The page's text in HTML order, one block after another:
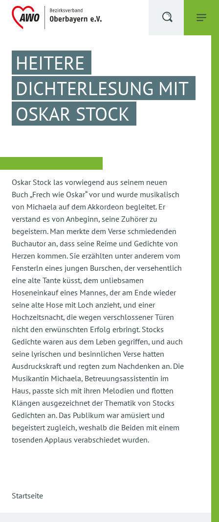
HEITERE
DICHTERLESUNG MIT
OSKAR STOCK
Oskar Stock las vorwiegend aus seinem neuen
Buch „Frech wie Oskar“ vor und wurde musikalisch
von Michaela auf dem Akkordeon begleitet. Er
verstand es von Anbeginn, seine Zuhörer zu
begeistern. Man merkte dem Verse schmiedenden
Buchautor an, dass seine Reime und Gedichte von
Herzen kommen. Sie erzählten unter anderem vom
Fensterln eines jungen Burschen, der versehentlich
eine alte Tante küsst, dem unliebsamen
Hoseneinkauf eines Mannes, der am Ende wieder
seine alte Hose mit Loch anzieht, und einer
Hochzeitsnacht, die wegen verschlossener Türen
nicht den erwünschten Erfolg erbringt. Stocks
Gedichte waren aus dem Leben gegriffen, und auch
seine lyrischen und besinnlichen Verse hatten
Ausdruckskraft und regten zum Nachdenken an. Die
Musikantin Michaela, Betreuungsassistentin im
Haus, passte sich mit ihren Melodien und flotten
Klängen ausgezeichnet der Thematik von Stocks
Gedichten an. Das Publikum war amüsiert und
begeistert zugleich, weshalb die Beiden mit einem
tosenden Applaus verabschiedet wurden.
Startseite